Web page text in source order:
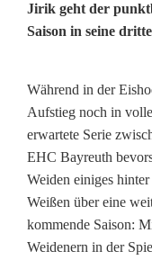
r
k
v
e
r
l
ä
Jirik geht der
Saison in seine
Während in der
Aufstieg noch in
erwartete Serie
EHC Bayreuth
Weiden einiges
Weißen über eine
kommende Saison:
Weidenern in der